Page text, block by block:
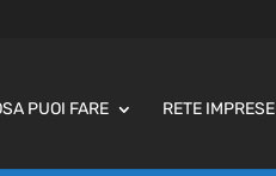
PUOI FARE RETE IMPRESE